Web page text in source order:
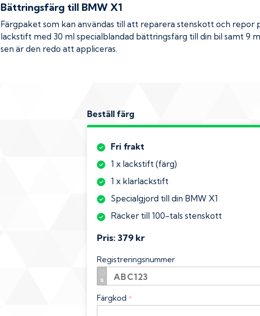
Bättringsfärg till BMW X1
Färgpaket som kan användas till att reparera stenskott och repor
lackstift med 30 ml specialblandad bättringsfärg till din bil samt 9
sen är den redo att appliceras.
Beställ färg
Fri frakt
1 x lackstift (färg)
1 x klarlackstift
Specialgjord till din BMW X1
Räcker till 100-tals stenskott
Pris:379 kr
Registreringsnummer
Färgkod *